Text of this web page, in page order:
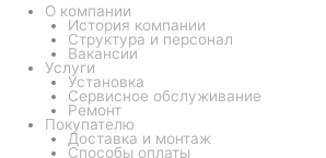
О компании
История компании
Структура и персонал
Вакансии
Услуги
Установка
Сервисное обслуживание
Ремонт
Покупателю
Доставка и монтаж
Способы оплаты